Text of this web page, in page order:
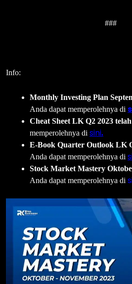
###
Info:
Monthly Investing Plan
Anda dapat memperolehnya di
Cheat Sheet LK Q2 2023
memperolehnya di sini.
E-Book Quarter Outlook LK
Anda dapat memperolehnya di
Stock Market Mastery
Anda dapat memperolehnya di